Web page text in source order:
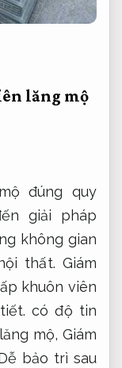
lăng mộ
đúng quy
giải pháp
không gian
thất. Giám
khuôn viên
có độ tin
mộ, Giám
bảo trì sau